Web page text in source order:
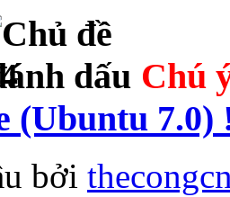
Chú
(Ubuntu 7.0)
bởi